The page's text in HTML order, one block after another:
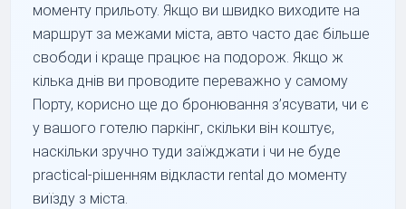
моменту прильоту. Якщо ви швидко виходите на
маршрут за межами міста, авто часто дає більше
свободи і краще працює на подорож. Якщо ж
кілька днів ви проводите переважно у самому
Порту, корисно ще до бронювання з’ясувати, чи є
у вашого готелю паркінг, скільки він коштує,
наскільки зручно туди заїжджати і чи не буде
practical-рішенням відкласти rental до моменту
виїзду з міста.